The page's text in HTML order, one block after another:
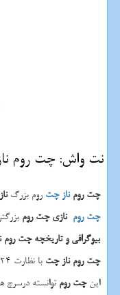
نت واش: چت روم
چت روم ناز چت روم بزرگ
چت روم نازی چت روم
بیوگرافی و تاریخچه چت
چت روم ناز چت با نظارت 24 ساعته در خدمت کاربرین خود می باشد
اینچت رومتوانسته درسرچ